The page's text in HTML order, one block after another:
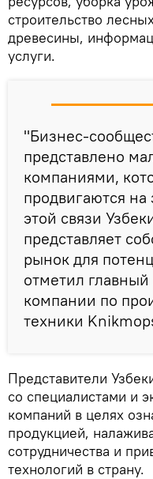
строительство
древесины,
услуги.
"Бизнес-
представлено
компаниями,
продвигаются
этой связи
представляет
рынок для
отметил
компании по
техники
Представители
со специалистами и
компаний в целях
продукцией,
сотрудничества и
технологий в страну.